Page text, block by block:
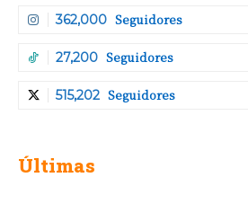
362,000 Seguidores
27,200 Seguidores
515,202 Seguidores
Últimas